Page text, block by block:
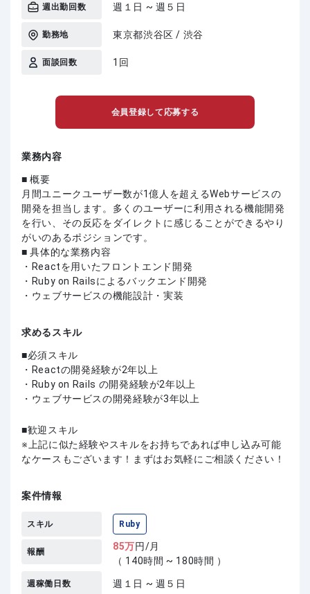
週出勤回数 週１日 ~ 週５日
勤務地 東京都渋谷区 / 渋谷
面談回数 1回
会員登録して応募する
業務内容
■ 概要
月間ユニークユーザー数が1億人を超えるWebサービスの
開発を担当します。多くのユーザーに利用される機能開発
を行い、その反応をダイレクトに感じることができるやり
がいのあるポジションです。
■ 具体的な業務内容
・Reactを用いたフロントエンド開発
・Ruby on Railsによるバックエンド開発
・ウェブサービスの機能設計・実装
求めるスキル
必須スキル
・Reactの開発経験が2年以上
・Ruby on Rails の開発経験が2年以上
・ウェブサービスの開発経験が3年以上
歓迎スキル
上記に似た経験やスキルをお持ちであれば申し込み可能
なケースもございます！まずはお気軽にご相談ください！
案件情報
スキル Ruby
報酬 85万円/月
（ 140時間 ~ 180時間 ）
週稼働日数 週１日 ~ 週５日